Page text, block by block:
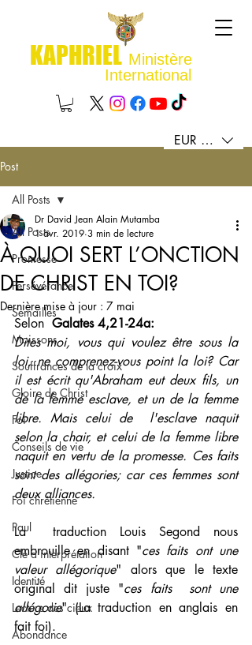
KAPHRIEL Ministère
International
EUR (€)
Post
All Posts
Promesse
Persévérance
Semailles
Moissons
Souffrances de la croix
Gloire de Christ
Foi
Conseils de vie
Justice
Foi chrétienne
Paul
Clé d'interprétation
Identité
Lecture des cieux
Abondance
All Posts
À QUOI SERT L’ONCTION
DE CHRIST EN TOI?
Dr David Jean Alain Mutamba
1 avr. 2019 3 min de lecture
Dernière mise à jour : 7 mai
Selon Galates 4,21-24a:
Dites moi, vous qui voulez être sous la
loi, ne comprenez-vous point la loi? Car
il est écrit qu'Abraham eut deux fils, un
de la femme esclave, et un de la femme
libre. Mais celui de  l'esclave naquit
selon la chair, et celui de la femme libre
naquit en vertu de la promesse. Ces faits
sont des allégories; car ces femmes sont
deux alliances.
La  traduction Louis Segond nous
embrouille en disant "ces faits ont une
valeur allégorique" alors que le texte
original dit juste "ces faits  sont une
allégorie" (La traduction en anglais en
fait foi).